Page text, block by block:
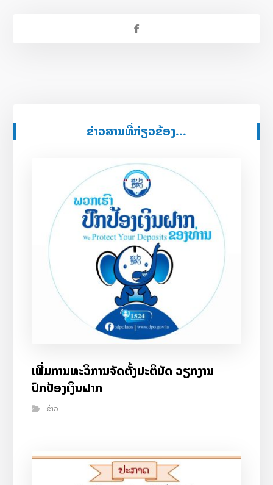
ຂ່າວສານທີ່ກ່ຽວຂ້ອງ...
ເພີ່ມການທະວິການຈັດຕັ້ງປະຕິບັດ ວຽກງານ
ປົກປ້ອງເງິນຝາກ
ຂ່າວ